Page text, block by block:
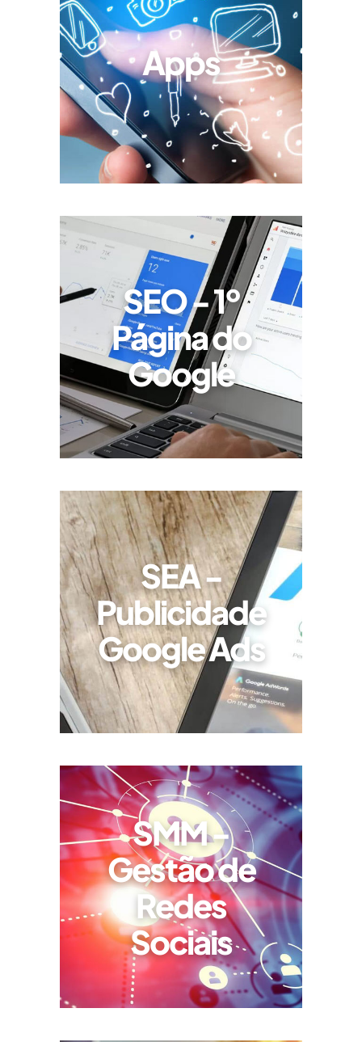
Apps
SEO - 1º
Página do
Google
SEA -
Publicidade
Google Ads
SMM -
Gestão de
Redes
Sociais